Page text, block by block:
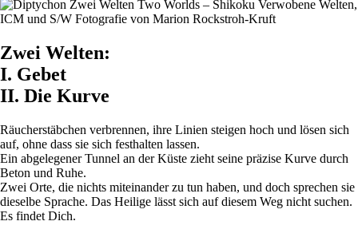
Zwei Welten:
I. Gebet
II. Die Kurve
Räucherstäbchen verbrennen, ihre Linien steigen hoch und lösen sich
auf, ohne dass sie sich festhalten lassen.
Ein abgelegener Tunnel an der Küste zieht seine präzise Kurve durch
Beton und Ruhe.
Zwei Orte, die nichts miteinander zu tun haben, und doch sprechen sie
dieselbe Sprache. Das Heilige lässt sich auf diesem Weg nicht suchen.
Es findet Dich.